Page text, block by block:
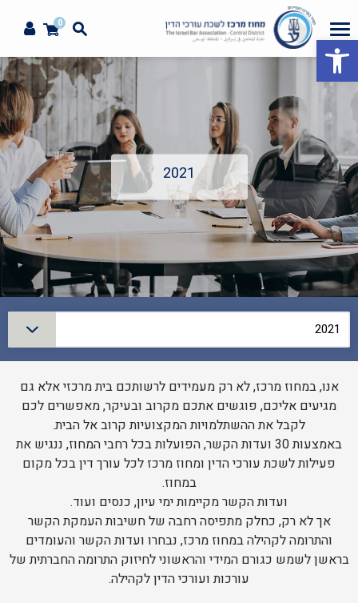
פתח סרגל נגישות
0
2021
סינון
2021
אנו, במחוז מרכז, לא רק מעמידים לרשותכם בית מרכזי אלא גם
מגיעים אליכם, פוגשים אתכם מקרוב ובעיקר, מאפשרים לכם
לקבל את ההשתלמויות המקצועיות קרוב אל הבית.
באמצעות 30 ועדות הקשר, הפועלות בכל רחבי המחוז, ננגיש את
פעילות לשכת עורכי הדין ומחוז מרכז לכל עורך דין בכל מקום
במחוז.
ועדות הקשר מקיימות ימי עיון, כנסים ועוד.
אך לא רק, כחלק מתפיסה רחבה של חשיבות העמקת הקשר
והתרומה לקהילה במחוז מרכז, נבחרו ועדות הקשר והעומדים
בראשן לשמש כגורם המידי והראשוני לחיזוק התרומה החברתית של
עורכות ועורכי הדין לקהילה.